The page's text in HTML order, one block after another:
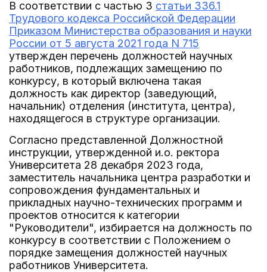
В соответствии с частью 3 статьи 336.1
Трудового кодекса Российской Федерации
Приказом Министерства образования и науки
России от 5 августа 2021 года N 715
утвержден перечень должностей научных
работников, подлежащих замещению по
конкурсу, в который включена такая
должность как директор (заведующий,
начальник) отделения (института, центра),
находящегося в структуре организации.
Согласно представленной Должностной
инструкции, утвержденной и.о. ректора
Университета 28 декабря 2023 года,
заместитель начальника центра разработки и
сопровождения фундаментальных и
прикладных научно-технических программ и
проектов относится к категории
"Руководители", избирается на должность по
конкурсу в соответствии с Положением о
порядке замещения должностей научных
работников Университета.